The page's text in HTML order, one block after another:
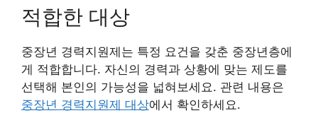
적합한 대상
중장년 경력지원제는 특정 요건을 갖춘 중장년층에
게 적합합니다. 자신의 경력과 상황에 맞는 제도를
선택해 본인의 가능성을 넓혀보세요. 관련 내용은
중장년 경력지원제 대상에서 확인하세요.